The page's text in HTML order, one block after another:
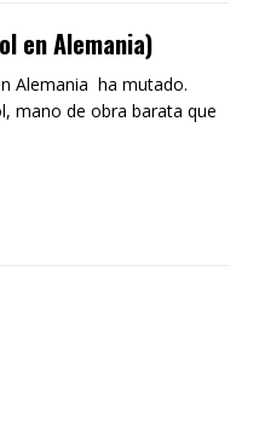
en Alemania)
Alemania ha mutado.
mano de obra barata que